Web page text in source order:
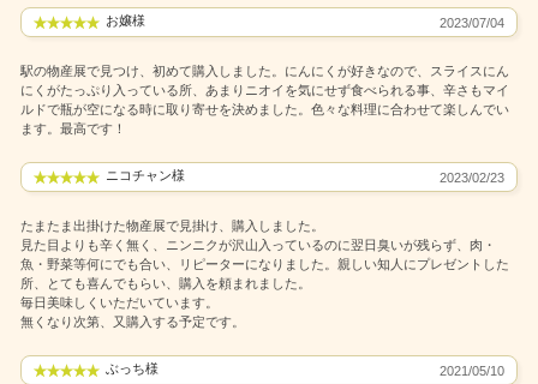
お嬢様 2023/07/04
駅の物産展で見つけ、初めて購入しました。にんにくが好きなので、スライスにん
にくがたっぷり入っている所、あまりニオイを気にせず食べられる事、辛さもマイ
ルドで瓶が空になる時に取り寄せを決めました。色々な料理に合わせて楽しんでい
ます。最高です！
ニコチャン様 2023/02/23
たまたま出掛けた物産展で見掛け、購入しました。
見た目よりも辛く無く、ニンニクが沢山入っているのに翌日臭いが残らず、肉・
魚・野菜等何にでも合い、リピーターになりました。親しい知人にプレゼントした
所、とても喜んでもらい、購入を頼まれました。
毎日美味しくいただいています。
無くなり次第、又購入する予定です。
ぶっち様 2021/05/10